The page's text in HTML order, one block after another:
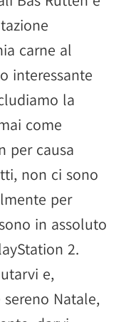
carne al
interessante
la
come
per causa
non ci sono
per
in assoluto
2.
e,
Natale,